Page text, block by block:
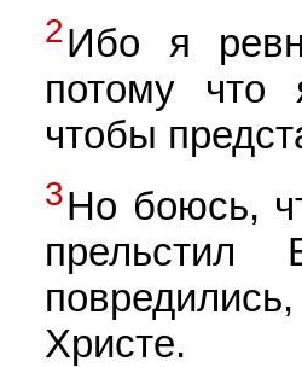
2Ибо я
потому что
чтобы
3Но боюсь,
Христе.